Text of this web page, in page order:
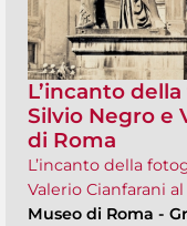
L’incanto
Silvio Negro e
di Roma
L’incanto della
Valerio Cianfarani
Museo di Roma -